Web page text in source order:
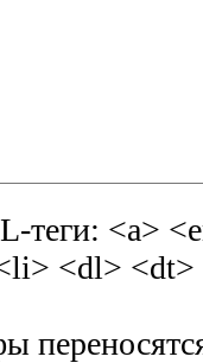
теги: <a>
<dl> <dt>